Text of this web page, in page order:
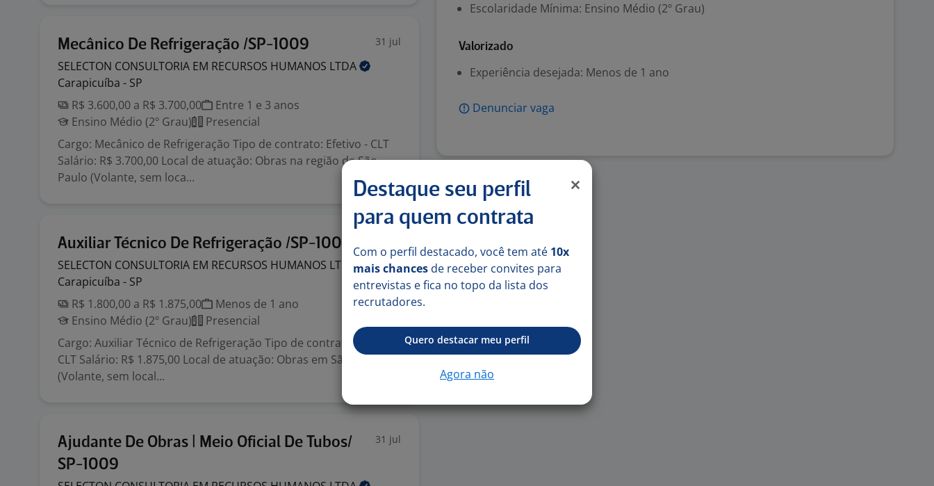
Mecânico De Refrigeração /SP-1009 31 jul
SELECTON CONSULTORIA EM RECURSOS HUMANOS LTDA
Carapicuíba - SP
R$ 3.600,00 a R$ 3.700,00
Entre 1 e 3 anos
Ensino Médio (2º Grau)
Presencial
Cargo: Mecânico de Refrigeração Tipo de contrato: Efetivo - CLT
Salário: R$ 3.700,00 Local de atuação: Obras na região de São
Paulo (Volante, sem loca...
Auxiliar Técnico De Refrigeração /SP-1009
SELECTON CONSULTORIA EM RECURSOS HUMANOS LTDA
Carapicuíba - SP
R$ 1.800,00 a R$ 1.875,00
Menos de 1 ano
Ensino Médio (2º Grau)
Presencial
Cargo: Auxiliar Técnico de Refrigeração Tipo de contrato: Efetivo -
CLT Salário: R$ 1.875,00 Local de atuação: Obras em São Paulo
(Volante, sem local...
Ajudante De Obras | Meio Oficial De Tubos/
SP-1009
31 jul
Escolaridade Mínima: Ensino Médio (2º Grau)
Valorizado
Experiência desejada: Menos de 1 ano
Denunciar vaga
Destaque seu perfil
para quem contrata
Com o perfil destacado, você tem até 10x
mais chances de receber convites para
entrevistas e fica no topo da lista dos
recrutadores.
Quero destacar meu perfil
Agora não